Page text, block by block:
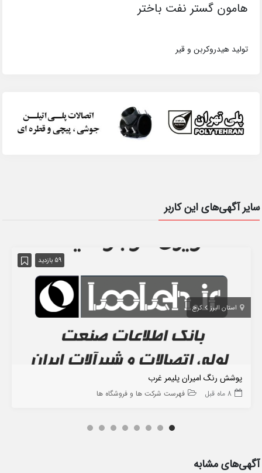
هامون گستر نفت باختر
تولید هیدروکربن و قیر
سایر آگهی‌های این کاربر
59 بازدید
استان البرز کرج
پوشش رنگ امیران پلیمر غرب
8 ماه قبل فهرست شرکت ها و فروشگاه ها
آگهی‌های مشابه